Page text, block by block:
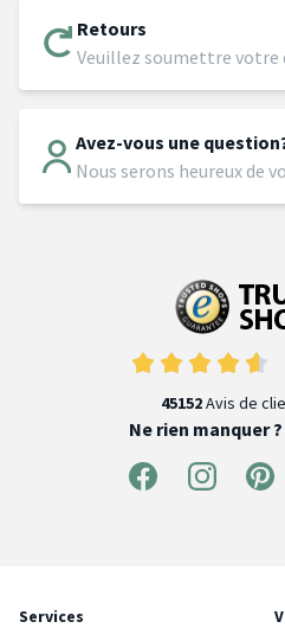
Retours
Veuillez soumettre votre
Avez-vous une
Nous serons heureux de
45152Avis de
Ne rien manquer
Services